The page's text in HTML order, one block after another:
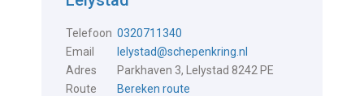
Telefoon 0320711340
Email
lelystad@schepenkring.nl
Adres
Parkhaven 3, Lelystad 8242 PE
Route
Bereken route